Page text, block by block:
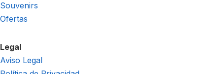
Souvenirs
Ofertas
Legal
Aviso Legal